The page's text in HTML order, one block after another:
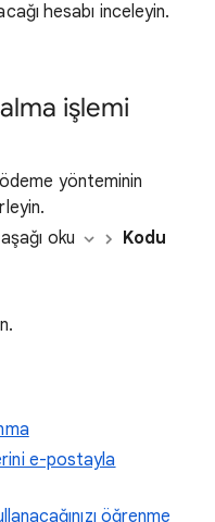
hesabı inceleyin.
işlemi
yönteminin
oku
Kodu
e-postayla
öğrenme